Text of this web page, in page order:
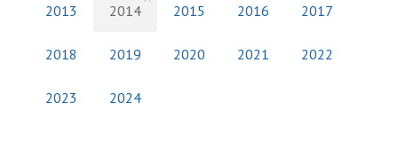
2013 2014 2015 2016 2017
2018 2019 2020 2021 2022
2023 2024